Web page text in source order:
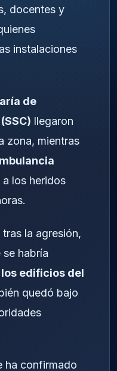
docentes y
instalaciones
de
llegaron
zona, mientras
los heridos
la agresión,
habría
edificios del
quedó bajo
ha confirmado